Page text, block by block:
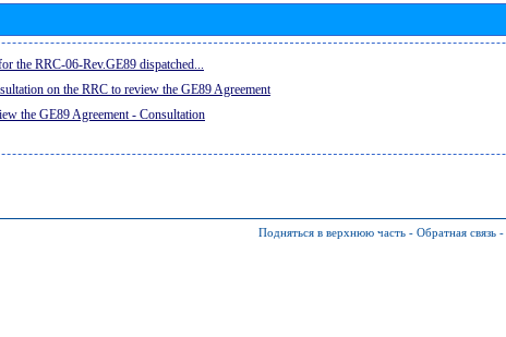
the RRC-06-Rev.GE89 dispatched...
on the RRC to review the GE89 Agreement
the GE89 Agreement - Consultation
Подняться в верхнюю часть - Обратная связь -